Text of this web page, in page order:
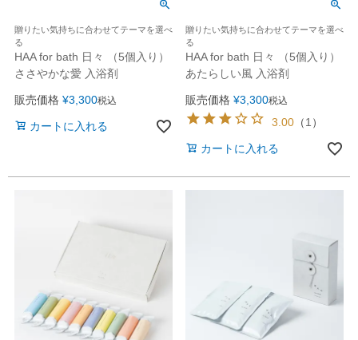
贈りたい気持ちに合わせてテーマを選べ
る
HAA for bath 日々 （5個入り）
ささやかな愛 入浴剤
販売価格 ¥3,300税込
カートに入れる
贈りたい気持ちに合わせてテーマを選べ
る
HAA for bath 日々 （5個入り）
あたらしい風 入浴剤
販売価格 ¥3,300税込
3.00 （1 ）
カートに入れる